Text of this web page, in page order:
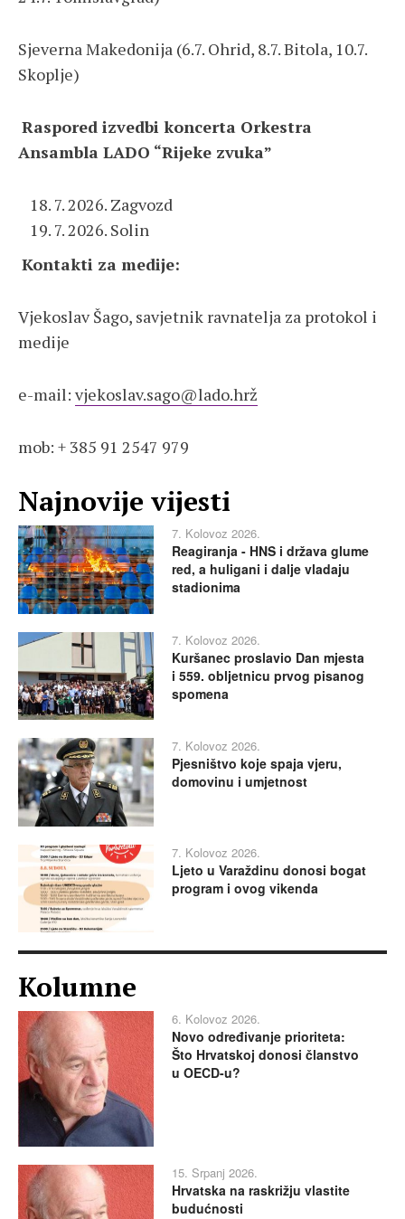
Sjeverna Makedonija (6.7. Ohrid, 8.7. Bitola, 10.7.
Skoplje)
Raspored izvedbi koncerta Orkestra
Ansambla LADO “Rijeke zvuka”
7. 2026. Zagvozd
7. 2026. Solin
Kontakti za medije:
Vjekoslav Šago, savjetnik ravnatelja za protokol i
medije
e-mail: vjekoslav.sago@lado.hrž
mob: + 385 91 2547 979
Najnovije vijesti
7. Kolovoz 2026.
Reagiranja - HNS i država glume
red, a huligani i dalje vladaju
stadionima
7. Kolovoz 2026.
Kuršanec proslavio Dan mjesta
i 559. obljetnicu prvog pisanog
spomena
7. Kolovoz 2026.
Pjesništvo koje spaja vjeru,
domovinu i umjetnost
7. Kolovoz 2026.
Ljeto u Varaždinu donosi bogat
program i ovog vikenda
Kolumne
6. Kolovoz 2026.
Novo određivanje prioriteta:
Što Hrvatskoj donosi članstvo
u OECD-u?
15. Srpanj 2026.
Hrvatska na raskrižju vlastite
budućnosti